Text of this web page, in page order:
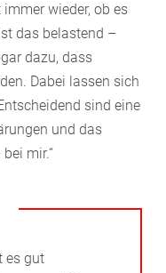
wieder, ob es
das belastend –
dazu, dass
Dabei lassen sich
sind eine
und das
mir.“
es gut